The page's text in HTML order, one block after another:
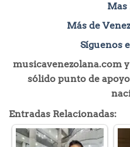
Mas
Más de
Síguenos
musicavenezolana.com
sólido punto de
Entradas Relacionadas: